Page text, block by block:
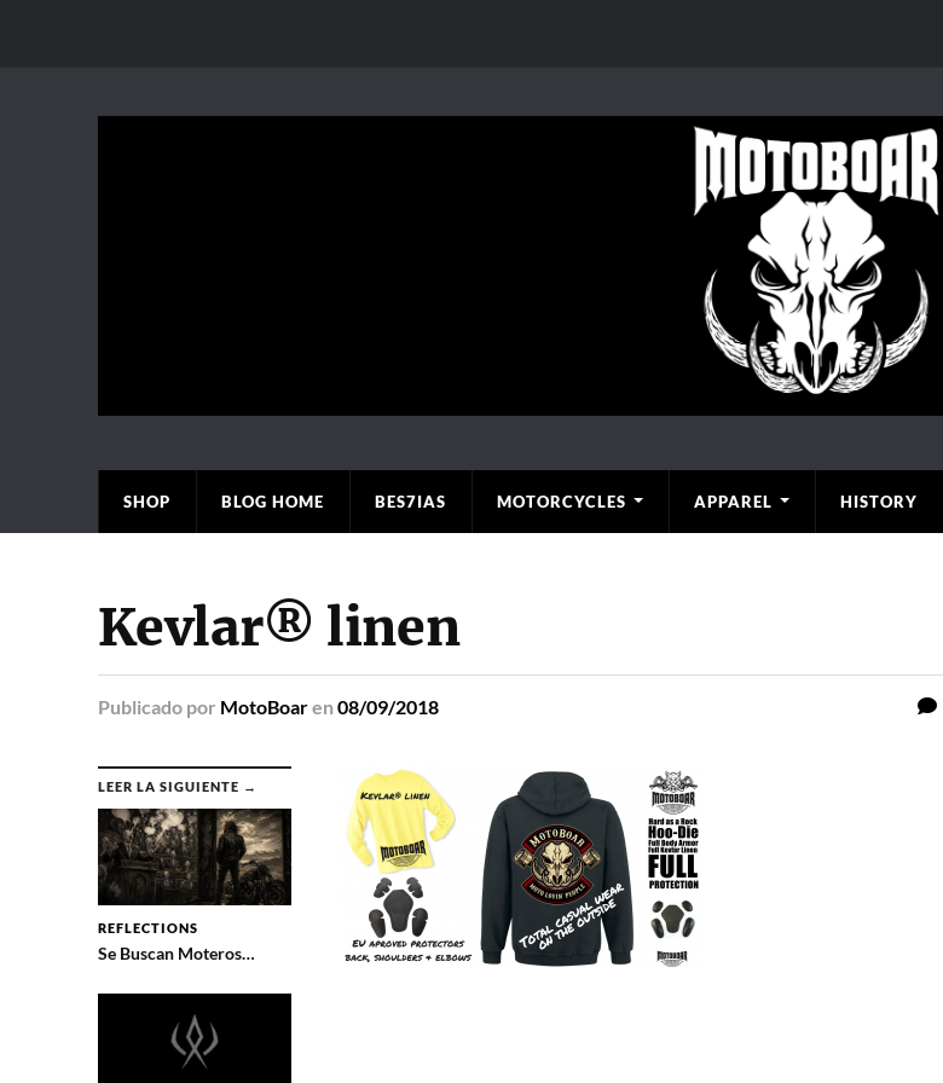
SHOP BLOG HOME BES7IAS MOTORCYCLES APPAREL HISTORY
Kevlar® linen
Publicado por MotoBoaren 08/09/2018
LEER LA SIGUIENTE →
REFLECTIONS
Se Buscan Moteros…